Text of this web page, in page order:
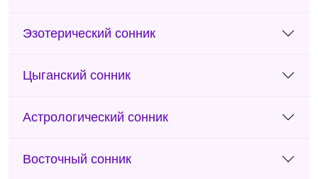
Эзотерический сонник
Цыганский сонник
Астрологический сонник
Восточный сонник